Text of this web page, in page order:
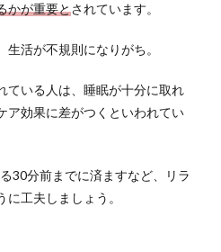
かが重要とされています。
活が不規則になりがち。
ている人は、睡眠が十分に取れ
ア効果に差がつくといわれてい
30分前までに済ますなど、リラ
工夫しましょう。